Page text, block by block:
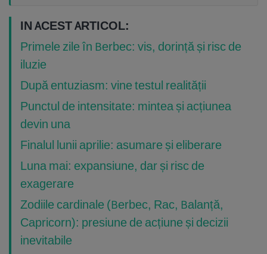
IN ACEST ARTICOL:
Primele zile în Berbec: vis, dorință și risc de
iluzie
După entuziasm: vine testul realității
Punctul de intensitate: mintea și acțiunea
devin una
Finalul lunii aprilie: asumare și eliberare
Luna mai: expansiune, dar și risc de
exagerare
Zodiile cardinale (Berbec, Rac, Balanță,
Capricorn): presiune de acțiune și decizii
inevitabile